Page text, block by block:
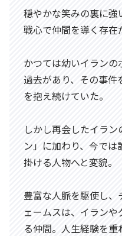
穏やかな笑みの裏に
戦心で仲間を導く存在
かつては幼いイラン
過去があり、その事件
を抱え続けていた。
しかし再会したイラ
ン」に加わり、今で
掛ける人物へと変貌。
豊富な人脈を駆使し
ェームスは、イラン
る仲間。人生経験を